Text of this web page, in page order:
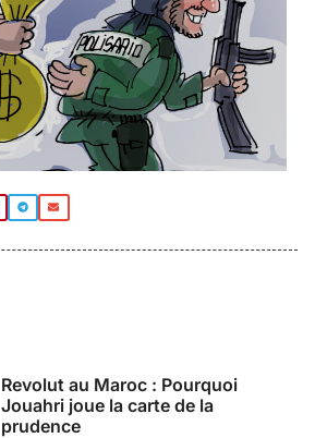
Revolut au Maroc : Pourquoi
Jouahri joue la carte de la
prudence